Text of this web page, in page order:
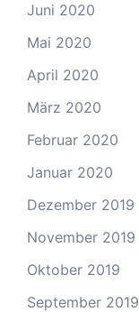
Juni 2020
Mai 2020
April 2020
März 2020
Februar 2020
Januar 2020
Dezember 2019
November 2019
Oktober 2019
September 2019